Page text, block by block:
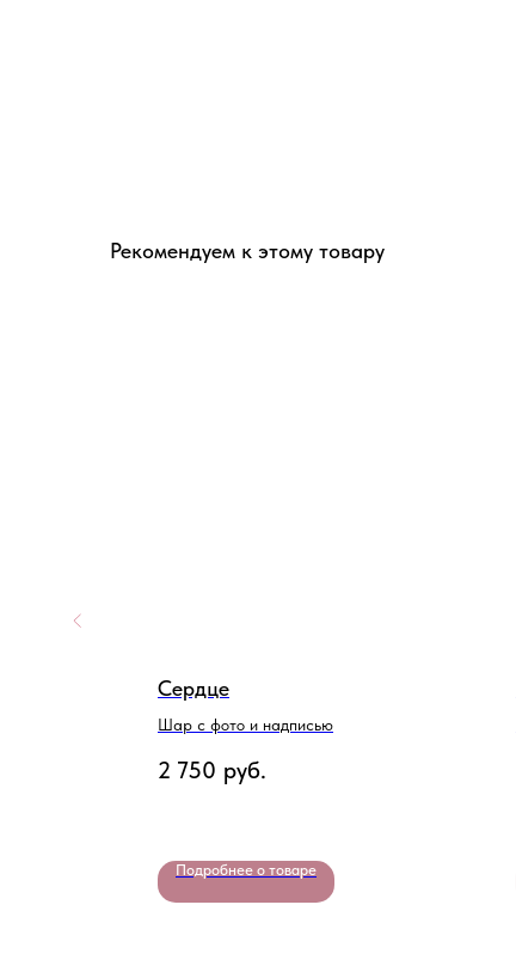
Рекомендуем к этому товару
Сердце
Шар с фото и надписью
2 750 руб.
Подробнее о товаре